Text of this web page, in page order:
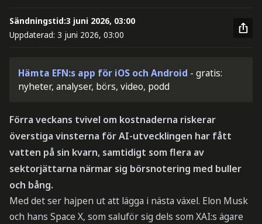
Sändningstid:3 juni 2026, 03:00
Uppdaterad: 3 juni 2026, 03:00
Hämta EFN:s app för iOS och Android - gratis:
nyheter, analyser, börs, video, podd
Förra veckans tvivel om kostnaderna riskerar
överstiga vinsterna för AI-utvecklingen har fått
vatten på sin kvarn, samtidigt som flera av
sektorjättarna närmar sig börsnotering med buller
och bång.
Med det ser hajpen ut att lägga i nästa växel. Elon Musk
och hans Space X, som saluför sig dels som XAI:s ägare